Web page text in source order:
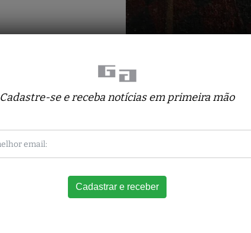
Cadastre-se e receba notícias em primeira mão